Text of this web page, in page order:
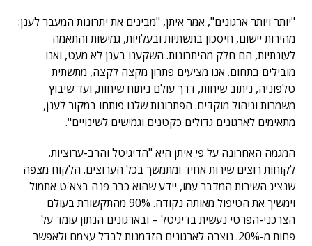
"יותר ויותר ארגונים", אמר איתן, "מבינים את יתרונות המעבר לענן:
מהירות יישום, חיסכון בתשתיות ובעלויות, גמישות והתאמה
לעונתיות, הם חלק מהיתרונות. השקענו בענן לא מעט, ואנו
מובילים בתחום. אנו מציעים פתרון מקצה לקצה, מתשתית
טלפוניה, ניתוב שיחות, דרך עולם ניתוח שיחות, ועד שיבוץ
משמרות וניהול מוקדים. הפתרונות שלנו פותחו במקור לענן,
מתאימים לארגונים גדולים כקטנים וגמישים לשינויים".
המגמה האחרונה על פי איתן היא "הדיגיטל והרב-ערוציות.
לקוחות רוצים שירות אחיד ומתמשך בכל הערוצים. הלקוח מצפה
שנציג השירות המדבר עמו, יידע שהוא כבר פנה בצא'ט אתמול
וימשיך את הטיפול מאותה נקודה. 90% מהתקשורת בעולם
הצרכני-הפרטי נעשית בדיגיטל – ובארגונים הנתון עומד על
פחות מ-20%. נוצרה לארגונים הזדמנות לבדל עצמם ולאפשר